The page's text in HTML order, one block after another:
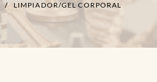
LIMPIADOR/GEL CORPORAL